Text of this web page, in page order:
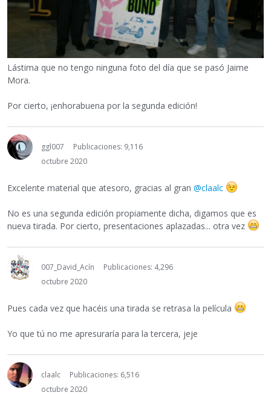
Lástima que no tengo ninguna foto del día que se pasó Jaime
Mora.
Por cierto, ¡enhorabuena por la segunda edición!
ggl007
Publicaciones: 9,116
octubre 2020
Excelente material que atesoro, gracias al gran @claalc
No es una segunda edición propiamente dicha, digamos que es
nueva tirada. Por cierto, presentaciones aplazadas... otra vez
007_David_Acín
Publicaciones: 4,296
octubre 2020
Pues cada vez que hacéis una tirada se retrasa la película
Yo que tú no me apresuraría para la tercera, jeje
claalc
Publicaciones: 6,516
octubre 2020